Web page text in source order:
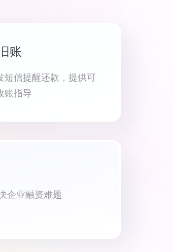
账
短信提醒还款，提供可
账指导
企业融资难题